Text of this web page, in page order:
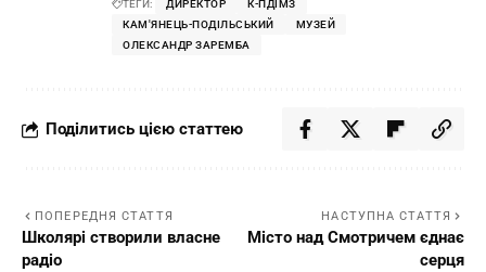
ТЕГИ: ДИРЕКТОР
К-ПДІМЗ
КАМ'ЯНЕЦЬ-ПОДІЛЬСЬКИЙ
МУЗЕЙ
ОЛЕКСАНДР ЗАРЕМБА
Поділитись цією статтею
ПОПЕРЕДНЯ СТАТТЯ
Школярі створили власне
радіо
НАСТУПНА СТАТТЯ
Місто над Смотричем єднає
серця